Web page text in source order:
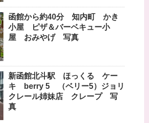
函館から約40分 知内町 かき
小屋 ピザ＆バーベキュー小
屋 おみやげ 写真
新函館北斗駅 ほっくる ケー
キ berry 5 （ベリー5）ジョリ
クレール姉妹店 クレープ 写
真